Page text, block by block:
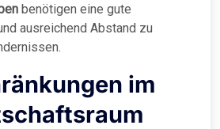
benötigen eine gute
ausreichend Abstand zu
im